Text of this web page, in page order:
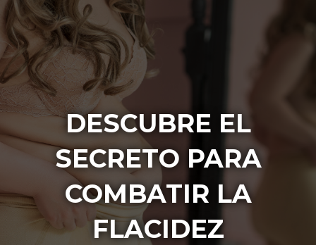
DESCUBRE EL
SECRETO PARA
COMBATIR LA
FLACIDEZ